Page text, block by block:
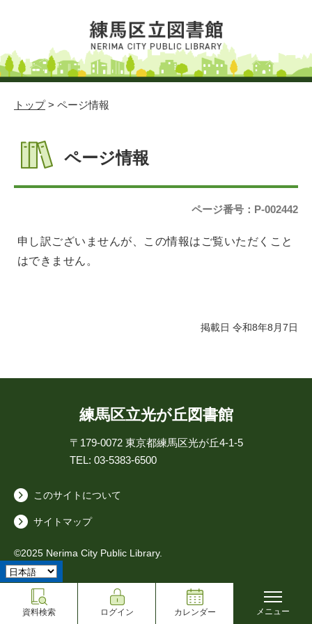
トップ> ページ情報
ページ情報
ページ番号：P-002442
申し訳ございませんが、この情報はご覧いただくこと
はできません。
掲載日 令和8年8月7日
練馬区立光が丘図書館
〒179-0072 東京都練馬区光が丘4-1-5
TEL: 03-5383-6500
このサイトについて
サイトマップ
©2025 Nerima City Public Library.
資料検索 ログイン カレンダー メニュー